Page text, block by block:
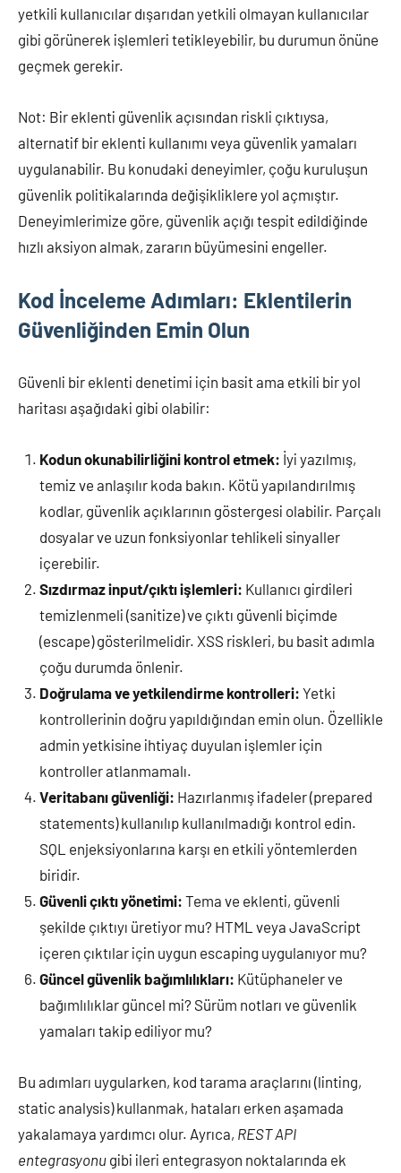
yetkili kullanıcılar dışarıdan yetkili olmayan kullanıcılar
gibi görünerek işlemleri tetikleyebilir, bu durumun önüne
geçmek gerekir.
Not: Bir eklenti güvenlik açısından riskli çıktıysa,
alternatif bir eklenti kullanımı veya güvenlik yamaları
uygulanabilir. Bu konudaki deneyimler, çoğu kuruluşun
güvenlik politikalarında değişikliklere yol açmıştır.
Deneyimlerimize göre, güvenlik açığı tespit edildiğinde
hızlı aksiyon almak, zararın büyümesini engeller.
Kod İnceleme Adımları: Eklentilerin
Güvenliğinden Emin Olun
Güvenli bir eklenti denetimi için basit ama etkili bir yol
haritası aşağıdaki gibi olabilir:
Kodun okunabilirliğini kontrol etmek: İyi yazılmış,
temiz ve anlaşılır koda bakın. Kötü yapılandırılmış
kodlar, güvenlik açıklarının göstergesi olabilir. Parçalı
dosyalar ve uzun fonksiyonlar tehlikeli sinyaller
içerebilir.
Sızdırmaz input/çıktı işlemleri: Kullanıcı girdileri
temizlenmeli (sanitize) ve çıktı güvenli biçimde
(escape) gösterilmelidir. XSS riskleri, bu basit adımla
çoğu durumda önlenir.
Doğrulama ve yetkilendirme kontrolleri: Yetki
kontrollerinin doğru yapıldığından emin olun. Özellikle
admin yetkisine ihtiyaç duyulan işlemler için
kontroller atlanmamalı.
Veritabanı güvenliği: Hazırlanmış ifadeler (prepared
statements) kullanılıp kullanılmadığı kontrol edin.
SQL enjeksiyonlarına karşı en etkili yöntemlerden
biridir.
Güvenli çıktı yönetimi: Tema ve eklenti, güvenli
şekilde çıktıyı üretiyor mu? HTML veya JavaScript
içeren çıktılar için uygun escaping uygulanıyor mu?
Güncel güvenlik bağımlılıkları: Kütüphaneler ve
bağımlılıklar güncel mi? Sürüm notları ve güvenlik
yamaları takip ediliyor mu?
Bu adımları uygularken, kod tarama araçlarını (linting,
static analysis) kullanmak, hataları erken aşamada
yakalamaya yardımcı olur. Ayrıca, REST API
entegrasyonu gibi ileri entegrasyon noktalarında ek